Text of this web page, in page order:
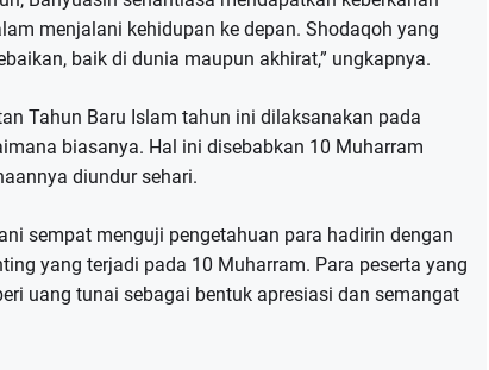
menjalani kehidupan ke depan. Shodaqoh yang
baik di dunia maupun akhirat,” ungkapnya.
Tahun Baru Islam tahun ini dilaksanakan pada
biasanya. Hal ini disebabkan 10 Muharram
diundur sehari.
sempat menguji pengetahuan para hadirin dengan
yang terjadi pada 10 Muharram. Para peserta yang
uang tunai sebagai bentuk apresiasi dan semangat